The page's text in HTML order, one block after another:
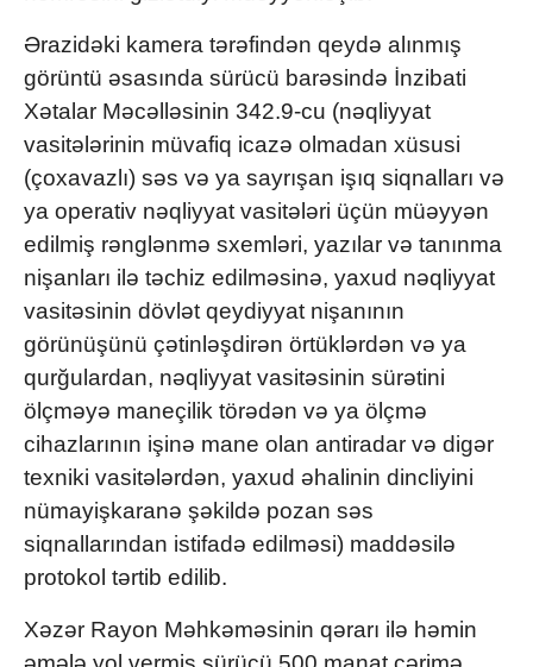
Ərazidəki kamera tərəfindən qeydə alınmış
görüntü əsasında sürücü barəsində İnzibati
Xətalar Məcəlləsinin 342.9-cu (nəqliyyat
vasitələrinin müvafiq icazə olmadan xüsusi
(çoxavazlı) səs və ya sayrışan işıq siqnalları və
ya operativ nəqliyyat vasitələri üçün müəyyən
edilmiş rənglənmə sxemləri, yazılar və tanınma
nişanları ilə təchiz edilməsinə, yaxud nəqliyyat
vasitəsinin dövlət qeydiyyat nişanının
görünüşünü çətinləşdirən örtüklərdən və ya
qurğulardan, nəqliyyat vasitəsinin sürətini
ölçməyə maneçilik törədən və ya ölçmə
cihazlarının işinə mane olan antiradar və digər
texniki vasitələrdən, yaxud əhalinin dincliyini
nümayişkaranə şəkildə pozan səs
siqnallarından istifadə edilməsi) maddəsilə
protokol tərtib edilib.
Xəzər Rayon Məhkəməsinin qərarı ilə həmin